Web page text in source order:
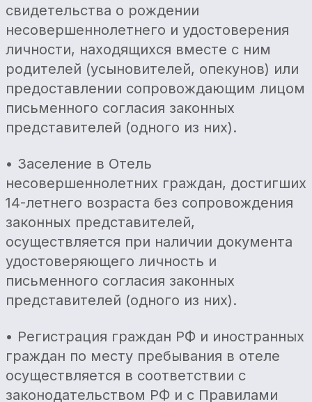
свидетельства о рождении
несовершеннолетнего и удостоверения
личности, находящихся вместе с ним
родителей (усыновителей, опекунов) или
предоставлении сопровождающим лицом
письменного согласия законных
представителей (одного из них).
• Заселение в Отель
несовершеннолетних граждан, достигших
14-летнего возраста без сопровождения
законных представителей,
осуществляется при наличии документа
удостоверяющего личность и
письменного согласия законных
представителей (одного из них).
• Регистрация граждан РФ и иностранных
граждан по месту пребывания в отеле
осуществляется в соответствии с
законодательством РФ и с Правилами